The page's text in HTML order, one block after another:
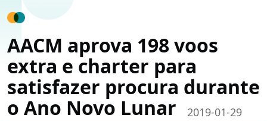
AACM aprova 198 voos
extra e charter para
satisfazer procura durante
o Ano Novo Lunar
2019-01-29